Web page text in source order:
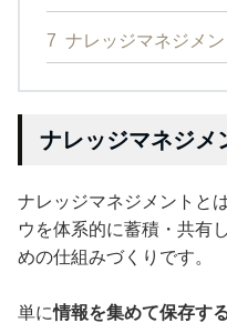
7 ナレッジマネジメ
ナレッジマネジメ
ナレッジマネジメントと
ウを体系的に蓄積・共有
めの仕組みづくりです。
単に情報を集めて保存す